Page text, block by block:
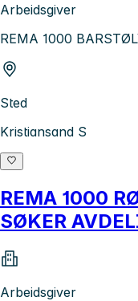
Arbeidsgiver
REMA 1000
Sted
Kristiansand S
REMA 1000
SØKER
Arbeidsgiver